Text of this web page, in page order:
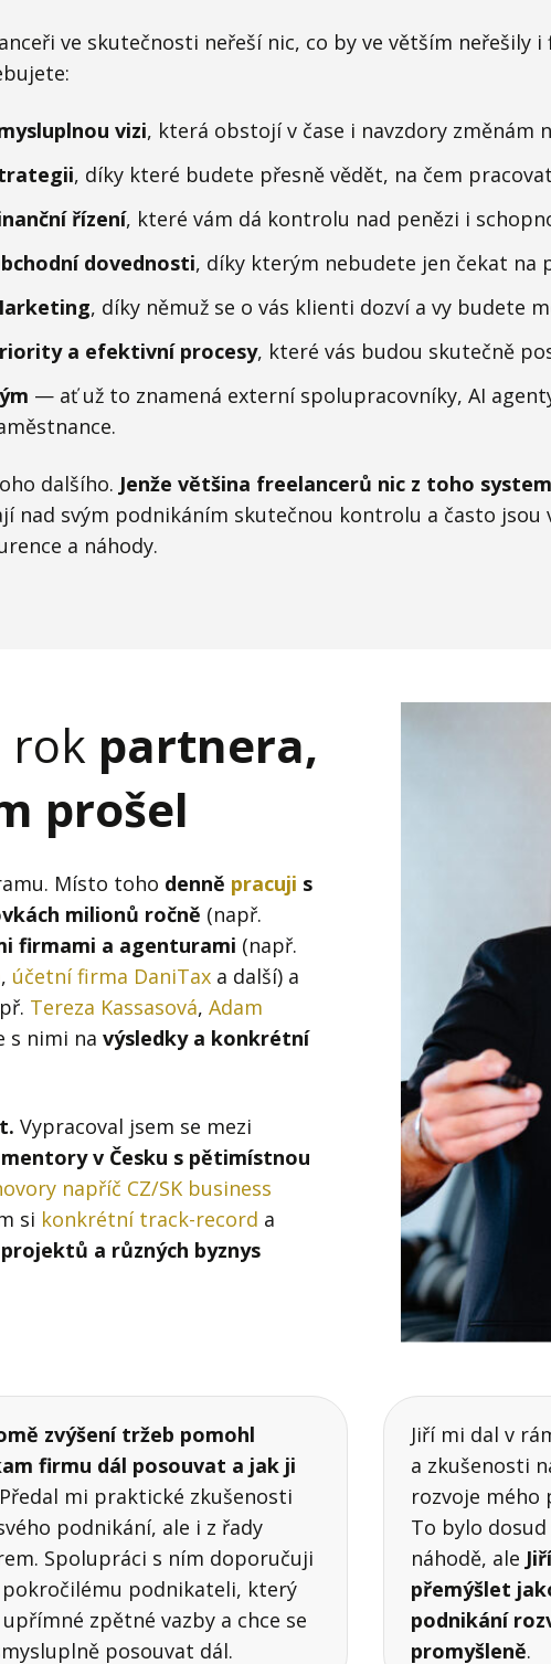
ve skutečnosti neřeší nic, co by ve větším neřešily i
vizi, která obstojí v čase i navzdory změnám
, díky které budete přesně vědět, na čem
řízení, které vám dá kontrolu nad penězi i
dovednosti, díky kterým nebudete jen čekat na
, díky němuž se o vás klienti dozví a vy budete
a efektivní procesy, které vás budou skutečně
— ať už to znamená externí spolupracovníky, AI
dalšího. Jenže většina freelancerů nic z toho
nad svým podnikáním skutečnou kontrolu a často jsou
a náhody.
rok partnera,
prošel
Místo toho denně pracuji s
milionů ročně (např.
firmami a agenturami (např.
, účetní firma DaniTax a další) a
Tereza Kassasová, Adam
s nimi na výsledky a konkrétní
Vypracoval jsem se mezi
v Česku s pětimístnou
napříč CZ/SK business
si konkrétní track-record a
a různých byznys
zvýšení tržeb pomohl
firmu dál posouvat a jak ji
Předal mi praktické zkušenosti
podnikání, ale i z řady
Spolupráci s ním doporučuji
pokročilému podnikateli, který
zpětné vazby a chce se
posouvat dál.
Jiří mi dal v
a zkušenosti
rozvoje mého
To bylo
náhodě, ale
přemýšlet
podnikání
promyšleně.